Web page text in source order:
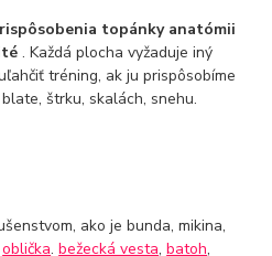
topánky anatómii
. Každá plocha vyžaduje iný
tréning, ak ju prispôsobíme
štrku, skalách, snehu.
ako je bunda, mikina,
oblička.bežecká vesta,batoh,